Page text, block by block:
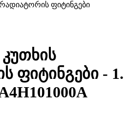
ფიტინგები
ფიტინგები - 1.